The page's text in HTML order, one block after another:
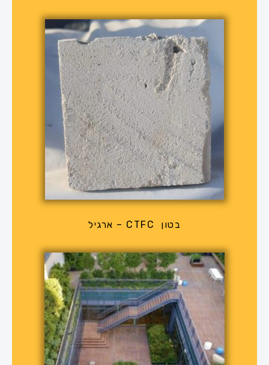
בטון CTFC – ארגיל